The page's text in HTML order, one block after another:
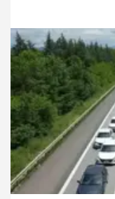
yükünün
9.06.2026 Kocaeli